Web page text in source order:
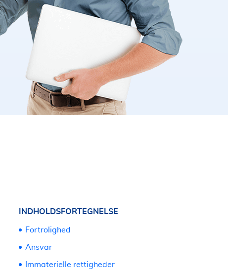
INDHOLDSFORTEGNELSE
Fortrolighed
Ansvar
Immaterielle rettigheder